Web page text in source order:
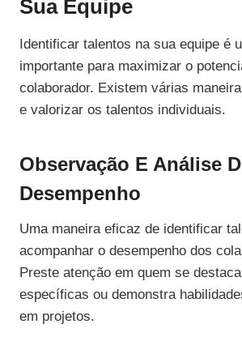
Sua Equipe
Identificar talentos na sua equipe é
importante para maximizar o
colaborador. Existem várias
e valorizar os talentos individuais.
Observação E Análise
Desempenho
Uma maneira eficaz de identificar
acompanhar o desempenho dos
Preste atenção em quem se
específicas ou demonstra
em projetos.